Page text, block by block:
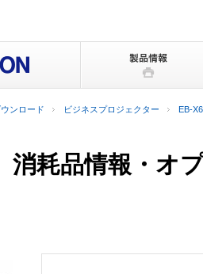
ンロード ビジネスプロジェクター EB-X6
耗品情報・オ